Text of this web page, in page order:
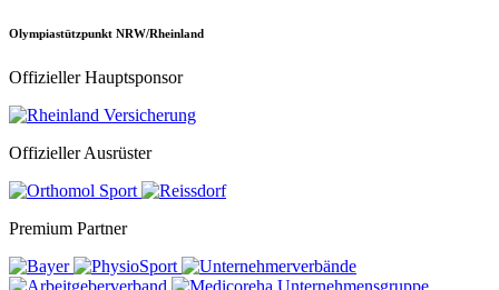
Olympiastützpunkt NRW/Rheinland
Offizieller Hauptsponsor
Offizieller Ausrüster
Premium Partner